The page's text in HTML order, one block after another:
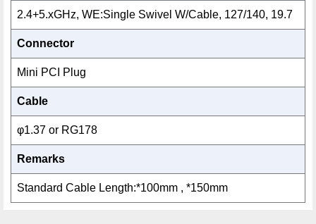
2.4+5.xGHz, WE:Single Swivel W/Cable, 127/140, 19.7
Connector
Mini PCI Plug
Cable
φ1.37 or RG178
Remarks
Standard Cable Length:*100mm , *150mm